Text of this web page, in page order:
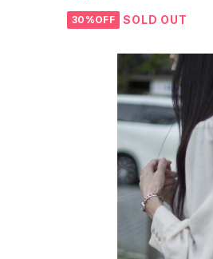
30%OFF SOLD OUT